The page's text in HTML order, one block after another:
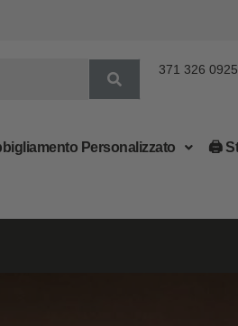
371 326 0925
Personalizzato 🖨
a 170€